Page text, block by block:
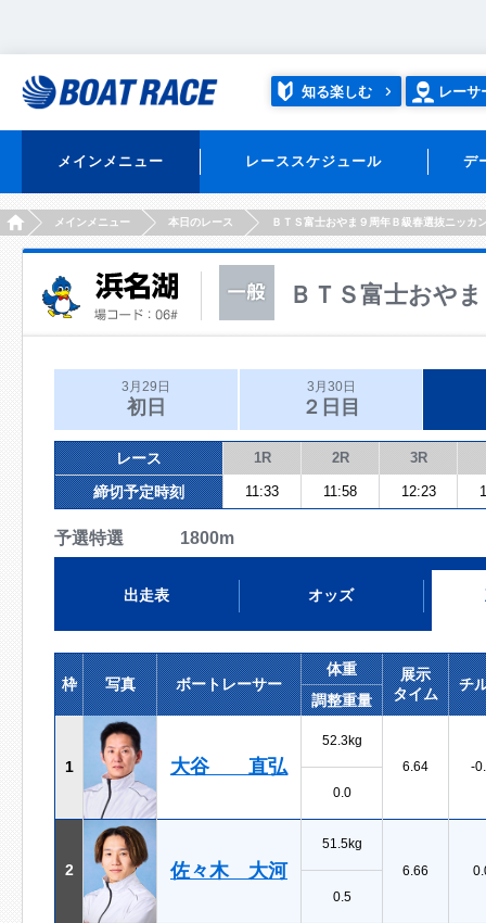
知る楽しむ レーサ
メインメニュー レーススケジュール デ
HOMEメインメニュー 本日のレース ＢＴＳ富士おやま９周年Ｂ級春選抜ニッカ
ＢＴＳ富士おや
3月29日
初日
3月30日
２日目
レース 1R 2R 3R
締切予定時刻 11:33 11:58 12:23
予選特選 1800m
出走表 オッズ
枠 写真 ボートレーサー
体重
展示
タイム
チ
調整重量
1 大谷 直弘
52.3kg
6.64
-
0.0
2 佐々木 大河
51.5kg
6.66
0.5